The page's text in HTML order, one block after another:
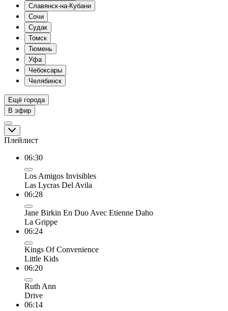
Славянск-на-Кубани
Сочи
Судак
Томск
Тюмень
Уфа
Чебоксары
Челябинск
Ещё города
В эфир
Плейлист
06:30
Los Amigos Invisibles
Las Lycras Del Avila
06:28
Jane Birkin En Duo Avec Etienne Daho
La Grippe
06:24
Kings Of Convenience
Little Kids
06:20
Ruth Ann
Drive
06:14